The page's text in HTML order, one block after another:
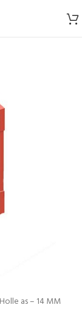
Holle as – 14 MM